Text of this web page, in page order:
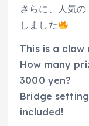
さらに、人気
しました
This is a claw
How many
3000 yen?
Bridge
included!